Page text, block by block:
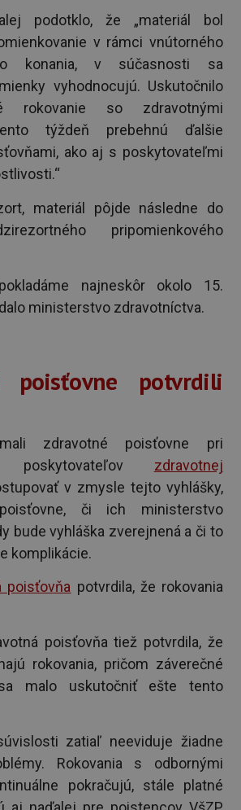
podotklo, že „materiál bol
v rámci vnútorného
konania, v súčasnosti sa
vyhodnocujú. Uskutočnilo
so zdravotnými
týždeň prebehnú ďalšie
ako aj s poskytovateľmi
materiál pôjde následne do
pripomienkového
najneskôr okolo 15.
ministerstvo zdravotníctva.
poisťovne potvrdili
zdravotné poisťovne pri
poskytovateľov zdravotnej
v zmysle tejto vyhlášky,
či ich ministerstvo
bude vyhláška zverejnená a či to
komplikácie.
poisťovňa potvrdila, že rokovania
poisťovňa tiež potvrdila, že
rokovania, pričom záverečné
malo uskutočniť ešte tento
zatiaľ neeviduje žiadne
Rokovania s odbornými
pokračujú, stále platné